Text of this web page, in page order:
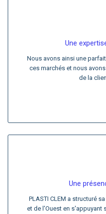
Une
Nous avons ainsi une
ces marchés et nous
de la
Une
PLASTI CLEM a structuré
et de l'Ouest en s'appuyant